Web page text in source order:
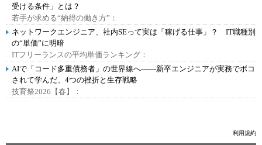
受ける条件」とは？
若手が求める“納得の働き方”：
ネットワークエンジニア、社内SEって実は「稼げる仕事」？ IT職種別
の“単価”に明暗
ITフリーランスの平均単価ランキング：
AIで「コード多重債務者」の世界線へ――新卒エンジニアが実務でボコ
されて学んだ、4つの挫折と生存戦略
技育祭2026【春】：
利用規約